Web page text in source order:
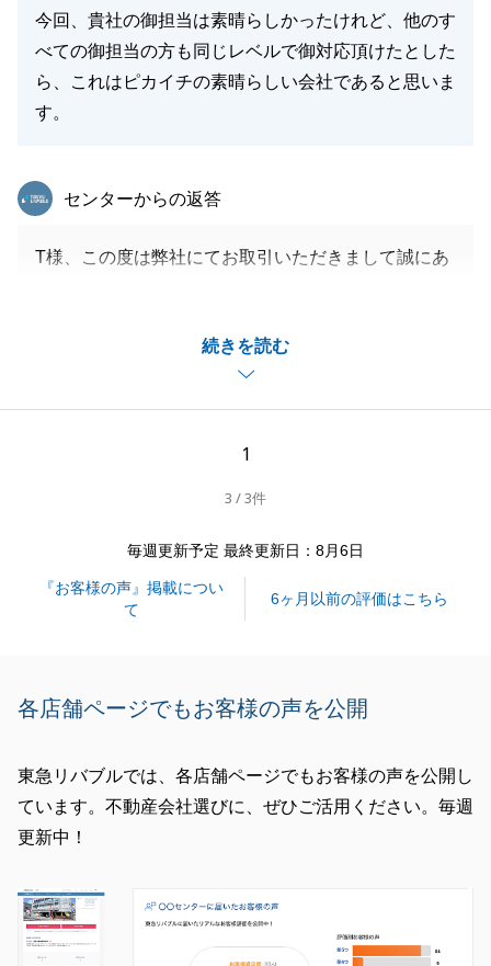
今回、貴社の御担当は素晴らしかったけれど、他のす
べての御担当の方も同じレベルで御対応頂けたとした
ら、これはピカイチの素晴らしい会社であると思いま
す。
続きを読む
東急リバブル
センターからの返答
T様、この度は弊社にてお取引いただきまして誠にあ
めることが出来ました。
今後も不動産売却につきまして同様にお悩み事がある
お知り合いの方がいらっしゃいましたらいつでもお気
1
3 / 3件
毎週更新予定 最終更新日：8月6日
『お客様の声』掲載につい
て
6ヶ月以前の評価はこちら
各店舗ページでもお客様の声を公開
東急リバブルでは、各店舗ページでもお客様の声を公開し
ています。不動産会社選びに、ぜひご活用ください。毎週
更新中！